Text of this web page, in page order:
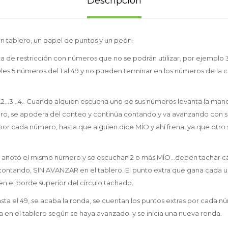
tablero, un papel de puntos y un peón.
de restricción con números que no se podrán utilizar, por ejemplo
5 números del 1 al 49 y no pueden terminar en los números de la
Cuando alquien escucha uno de sus números levanta la
se apodera del conteo y continúa contando y va avanzando con
cada número, hasta que alguien dice MÍO y ahí frena, ya que
el mismo número y se escuchan 2 o más MÍO...deben tachar
SIN AVANZAR en el tablero. El punto extra que gana cada
el borde superior del circulo tachado.
el 49, se acaba la ronda, se cuentan los puntos extras por cada
el tablero según se haya avanzado. y se inicia una nueva ronda.